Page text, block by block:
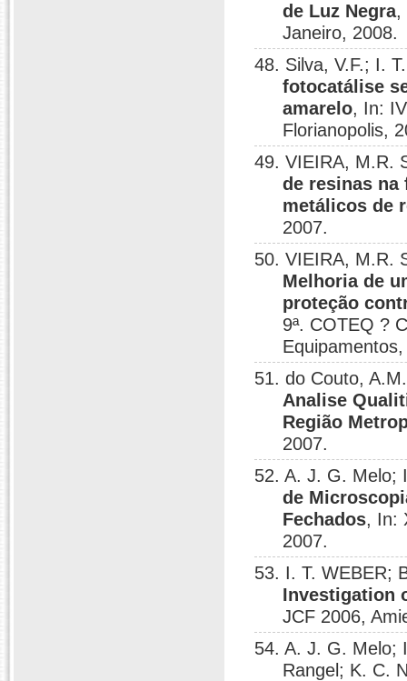
de Luz Negra,
Janeiro, 2008.
48. Silva, V.F.; I.
fotocatálise
amarelo, In:
Florianopolis,
49. VIEIRA, M.R.
de resinas na
metálicos de
2007.
50. VIEIRA, M.R.
Melhoria de
proteção
9ª. COTEQ ?
51. do Couto,
Analise
Região
2007.
52. A. J. G. Melo;
de
Fechados, In:
2007.
53. I. T. WEBER;
Investigation
JCF 2006,
54. A. J. G. Melo;
Rangel; K. C.